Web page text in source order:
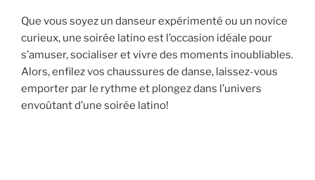
Que vous soyez un danseur expérimenté ou un novice
curieux, une soirée latino est l’occasion idéale pour
s’amuser, socialiser et vivre des moments inoubliables.
Alors, enfilez vos chaussures de danse, laissez-vous
emporter par le rythme et plongez dans l’univers
envoûtant d’une soirée latino!